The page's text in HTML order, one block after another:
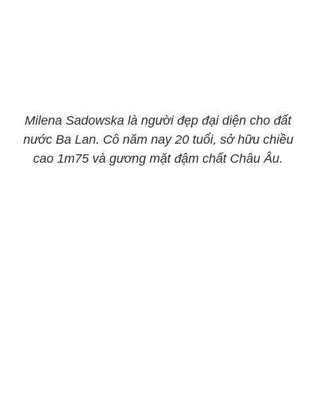
Milena Sadowska là người đẹp đại diện cho đất
nước Ba Lan. Cô năm nay 20 tuổi, sở hữu chiều
cao 1m75 và gương mặt đậm chất Châu Âu.